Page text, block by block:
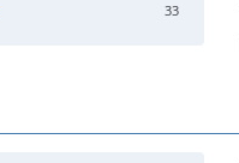
33